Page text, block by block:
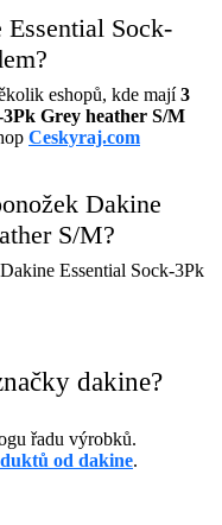
Essential Sock-
eshopů, kde mají3
Grey heather S/M
Ceskyraj.com
Dakine
S/M?
Essential Sock-3Pk
dakine?
řadu výrobků.
od dakine.